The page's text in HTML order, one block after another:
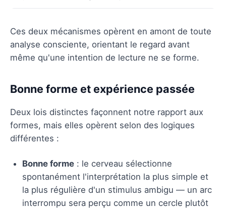
Ces deux mécanismes opèrent en amont de toute
analyse consciente, orientant le regard avant
même qu'une intention de lecture ne se forme.
Bonne forme et expérience passée
Deux lois distinctes façonnent notre rapport aux
formes, mais elles opèrent selon des logiques
différentes :
Bonne forme : le cerveau sélectionne
spontanément l'interprétation la plus simple et
la plus régulière d'un stimulus ambigu — un arc
interrompu sera perçu comme un cercle plutôt